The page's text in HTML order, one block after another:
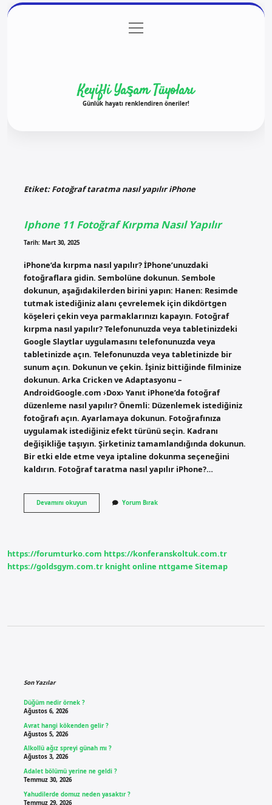
Gizlilik Politikası
menüyü
aç
Keyifli Yaşam Tüyoları
Günlük hayatı renklendiren öneriler!
Etiket:Fotoğraf taratma nasıl yapılır iPhone
Iphone 11 Fotoğraf Kırpma Nasıl Yapılır
Tarih: Mart 30, 2025
iPhone’da kırpma nasıl yapılır? İPhone’unuzdaki
fotoğraflara gidin. Sembolüne dokunun. Sembole
dokunun, aşağıdakilerden birini yapın: Hanen: Resimde
tutmak istediğiniz alanı çevrelemek için dikdörtgen
köşeleri çekin veya parmaklarınızı kapayın. Fotoğraf
kırpma nasıl yapılır? Telefonunuzda veya tabletinizdeki
Google Slaytlar uygulamasını telefonunuzda veya
tabletinizde açın. Telefonunuzda veya tabletinizde bir
sunum açın. Dokunun ve çekin. İşiniz bittiğinde filminize
dokunun. Arka Cricken ve Adaptasyonu –
AndroidGoogle.com ›Dox› Yanıt iPhone’da fotoğraf
düzenleme nasıl yapılır? Önemli: Düzenlemek istediğiniz
fotoğrafı açın. Ayarlamaya dokunun. Fotoğrafınıza
uygulamak istediğiniz efekt türünü seçin. Kadranı
değişikliğe taşıyın. Şirketiniz tamamlandığında dokunun.
Bir etki elde etme veya iptaline dokunma seçeneğini
kaldırın. Fotoğraf taratma nasıl yapılır iPhone?…
Devamını okuyunIphone
11
Yorum Bırak
https://forumturko.com https://konferanskoltuk.com.tr
https://goldsgym.com.tr knight online nttgame Sitemap
Son Yazılar
Düğüm nedir örnek ?
Ağustos 6, 2026
Avrat hangi kökenden gelir ?
Ağustos 5, 2026
Alkollü ağız spreyi günah mı ?
Ağustos 3, 2026
Adalet bölümü yerine ne geldi ?
Temmuz 30, 2026
Yahudilerde domuz neden yasaktır ?
Temmuz 29, 2026